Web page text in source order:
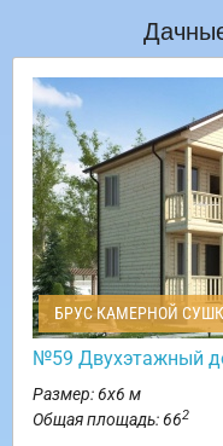
БРУС КАМЕРНОЙ
№59 Двухэтажный
Размер: 6х6 м
Общая площадь: 662